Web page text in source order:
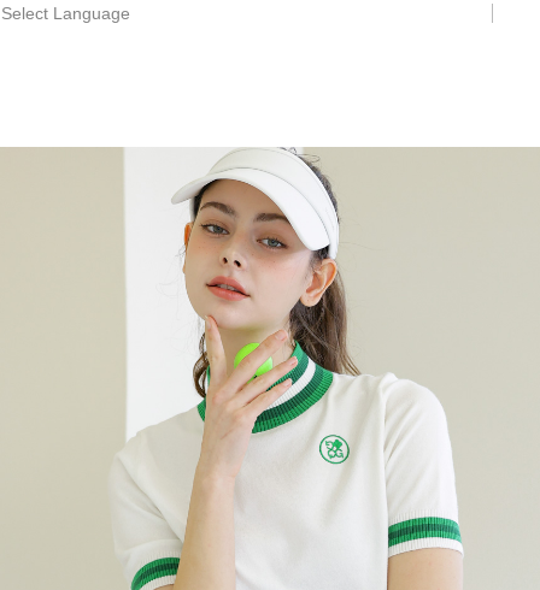
Select Language